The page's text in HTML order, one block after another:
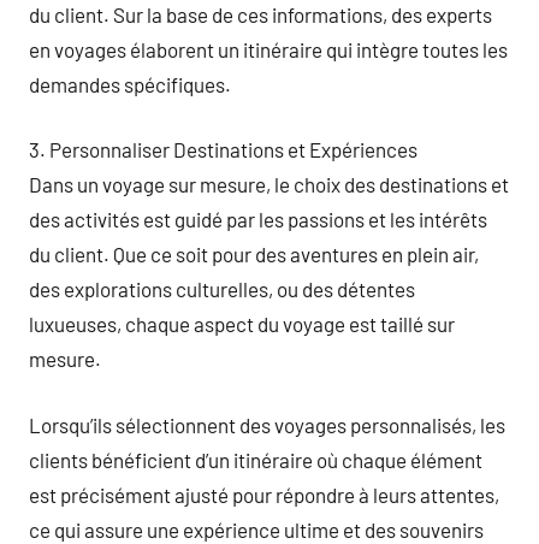
du client. Sur la base de ces informations, des experts
en voyages élaborent un itinéraire qui intègre toutes les
demandes spécifiques.
3. Personnaliser Destinations et Expériences
Dans un voyage sur mesure, le choix des destinations et
des activités est guidé par les passions et les intérêts
du client. Que ce soit pour des aventures en plein air,
des explorations culturelles, ou des détentes
luxueuses, chaque aspect du voyage est taillé sur
mesure.
Lorsqu’ils sélectionnent des voyages personnalisés, les
clients bénéficient d’un itinéraire où chaque élément
est précisément ajusté pour répondre à leurs attentes,
ce qui assure une expérience ultime et des souvenirs